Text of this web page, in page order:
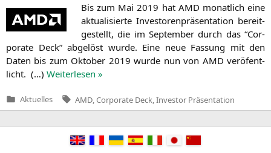
Bis zum Mai 2019 hat AMD monat­lich eine
aktua­li­sier­te Inves­to­ren­prä­sen­ta­ti­on bereit­
ge­stellt, die im Sep­tem­ber durch das “Cor­
po­ra­te Deck” abge­löst wur­de. Eine neue Fas­sung mit den
Daten bis zum Okto­ber 2019 wur­de nun von AMD ver­öfent­
licht. (…) Wei­ter­le­sen »
Veröffentlicht
in
Aktuelles Tags:
AMD Corporate Deck Investor Präsentation